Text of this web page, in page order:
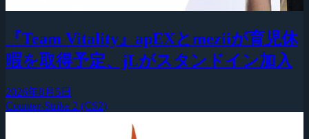
『Team Vitality』apEXとmeziiが育児休
暇を取得予定、jLがスタンドイン加入
2026年8月5日
Counter-Strike 2 (CS2)